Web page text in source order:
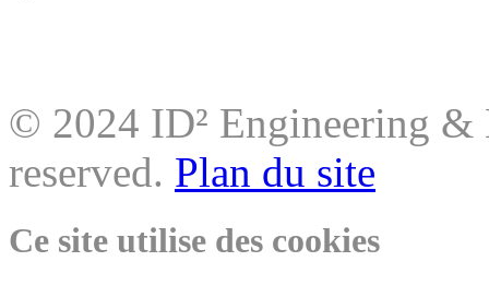
© 2024 ID² Engineering
reserved. Plan du site
Ce site utilise des cookies